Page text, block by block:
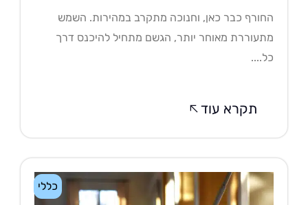
כבר כאן, וחנוכה מתקרב במהירות. השמש
מאוחר יותר, הגשם מתחיל להיכנס דרך
תקרא עוד
כללי